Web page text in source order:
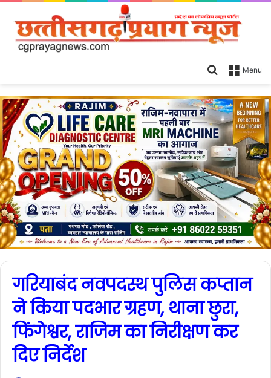
Menu
Search
गरियाबंद नवपदस्थ पुलिस कप्तान
ने किया पदभार ग्रहण, थाना छुरा,
फिंगेश्वर, राजिम का निरीक्षण कर
दिए निर्देश